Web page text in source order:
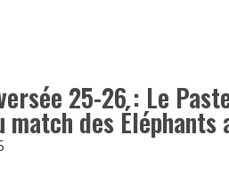
25-26 : Le
des